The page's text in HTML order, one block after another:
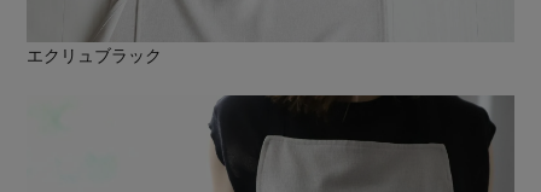
エクリュブラック